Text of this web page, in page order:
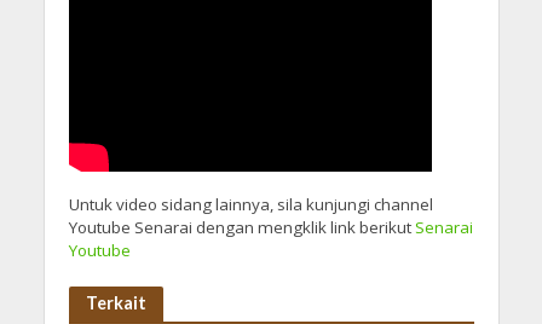
Untuk video sidang lainnya, sila kunjungi channel
Youtube Senarai dengan mengklik link berikutSenarai
Youtube
Terkait